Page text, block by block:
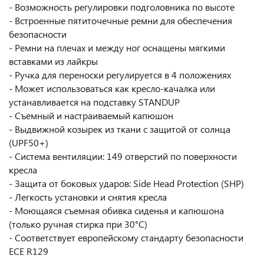
- Возможность регулировки подголовника по высоте
- Встроенные пятиточечные ремни для обеспечения
безопасности
- Ремни на плечах и между ног оснащены мягкими
вставками из лайкры
- Ручка для переноски регулируется в 4 положениях
- Может использоваться как кресло-качалка или
устанавливается на подставку STANDUP
- Съемный и настраиваемый капюшон
- Выдвижной козырек из ткани с защитой от солнца
(UPF50+)
- Система вентиляции: 149 отверстий по поверхности
кресла
- Защита от боковых ударов: Side Head Protection (SHP)
- Легкость установки и снятия кресла
- Моющаяся съемная обивка сиденья и капюшона
(только ручная стирка при 30°C)
- Соответствует европейскому стандарту безопасности
ECE R129